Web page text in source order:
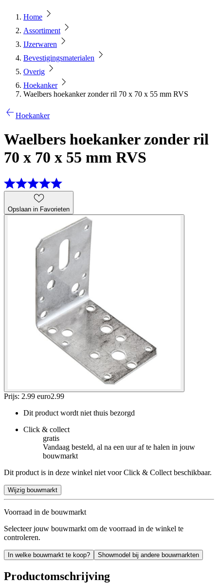
Home
Assortiment
IJzerwaren
Bevestigingsmaterialen
Overig
Hoekanker
Waelbers hoekanker zonder ril 70 x 70 x 55 mm RVS
Hoekanker
Waelbers hoekanker zonder ril
70 x 70 x 55 mm RVS
Opslaan in Favorieten
Prijs: 2.99 euro2.99
Dit product wordt niet thuis bezorgd
Click & collect
gratis
Vandaag besteld, al na een uur af te halen in jouw
bouwmarkt
Dit product is in deze winkel niet voor Click & Collect beschikbaar.
Wijzig bouwmarkt
Voorraad in de bouwmarkt
Selecteer jouw bouwmarkt om de voorraad in de winkel te
controleren.
In welke bouwmarkt te koop? Showmodel bij andere bouwmarkten
Productomschrijving